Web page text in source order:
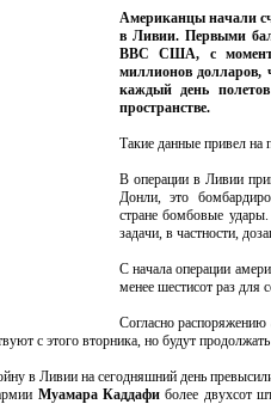
Американцы начали
в Ливии. Первыми
ВВС США, с момента
миллионов долларов,
каждый день
пространстве.
Такие данные привел на
В операции в Ливии
Донли, это
стране бомбовые
задачи, в частности,
С начала операции
менее шестисот раз для
Согласно распоряжению
с этого вторника, но будут
в Ливии на сегодняшний день
Муамара Каддафиболее двухсот